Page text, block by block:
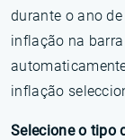
durante o ano
inflação na
inflação
Selecione o tipo